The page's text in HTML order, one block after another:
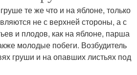
те же что и на яблоне, только
не с верхней стороны, а с
и плодов, как на яблоне, парша
молодые побеги. Возбудитель
груши и на опавших листьях под